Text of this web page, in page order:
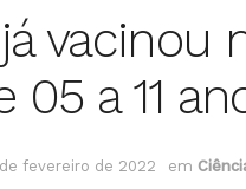
vacinou
05 a 11
fevereiro de 2022 em